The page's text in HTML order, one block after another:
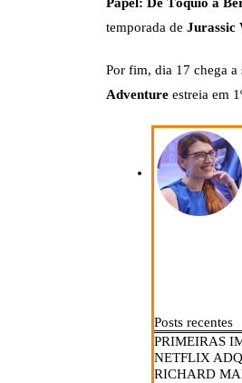
temporada de Jurassic
Por fim, dia 17 chega a
Adventure estreia em
Posts recentes
PRIMEIRAS
NETFLIX
RICHARD